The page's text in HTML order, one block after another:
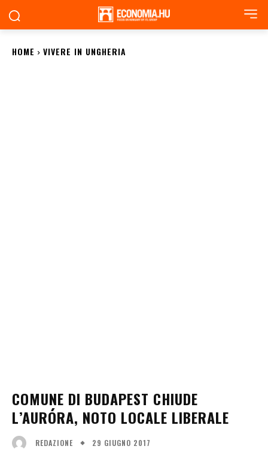
HOME VIVERE IN UNGHERIA
COMUNE DI BUDAPEST CHIUDE
L’AURÓRA, NOTO LOCALE LIBERALE
REDAZIONE 29 GIUGNO 2017